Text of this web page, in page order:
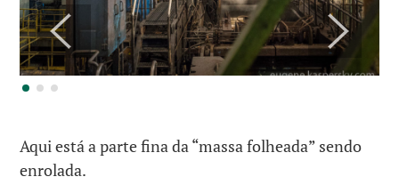
Aqui está a parte fina da “massa folheada” sendo
enrolada.